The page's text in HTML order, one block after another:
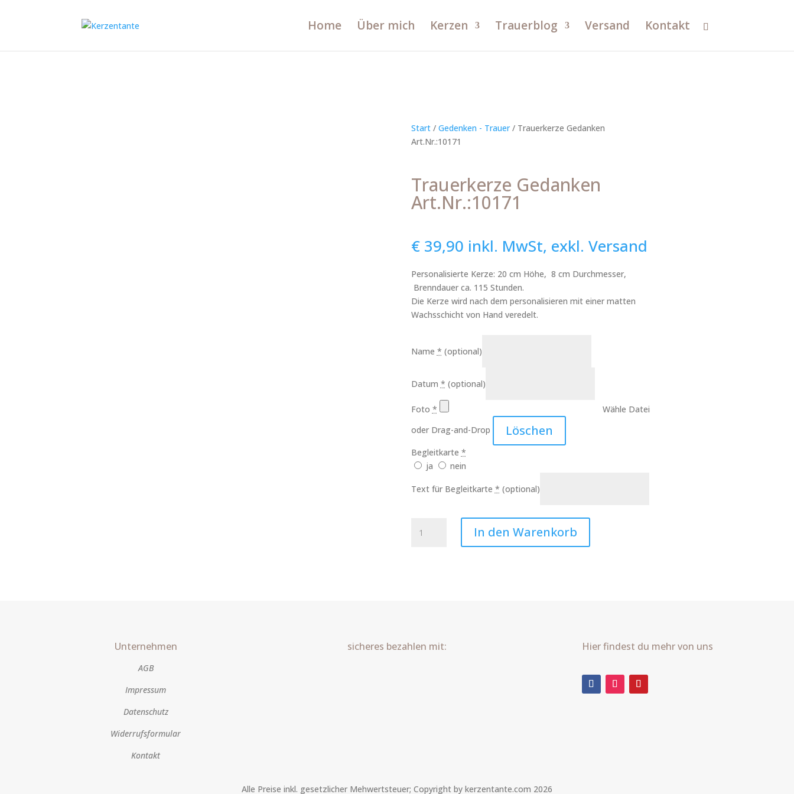
Home Über mich Kerzen Trauerblog Versand Kontakt
Start/ Gedenken - Trauer/ Trauerkerze Gedanken
Art.Nr.:10171
Trauerkerze Gedanken
Art.Nr.:10171
€39,90 inkl. MwSt, exkl. Versand
Personalisierte Kerze: 20 cm Höhe, 8 cm Durchmesser,
Brenndauer ca. 115 Stunden.
Die Kerze wird nach dem personalisieren mit einer matten
Wachsschicht von Hand veredelt.
Name * (optional)
Datum * (optional)
Foto *
Wähle Datei
oder Drag-and-Drop
Löschen
Begleitkarte *
ja
nein
Text für Begleitkarte * (optional)
Gedanken
In den Warenkorb
Unternehmen
AGB
Impressum
Datenschutz
Widerrufsformular
Kontakt
sicheres bezahlen mit: Hier findest du mehr von uns
Alle Preise inkl. gesetzlicher Mehwertsteuer; Copyright by kerzentante.com 2026